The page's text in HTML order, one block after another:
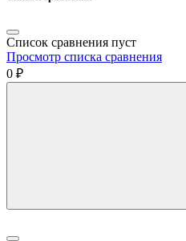
Список сравнения пуст
Просмотр списка сравнения
0 ₽